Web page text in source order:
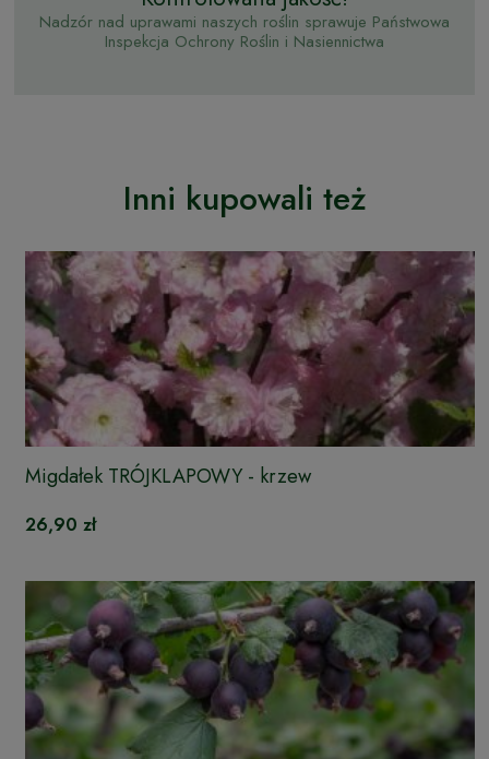
Nadzór nad uprawami naszych roślin sprawuje Państwowa
Inspekcja Ochrony Roślin i Nasiennictwa
Inni kupowali też
Migdałek TRÓJKLAPOWY - krzew
26,90 zł